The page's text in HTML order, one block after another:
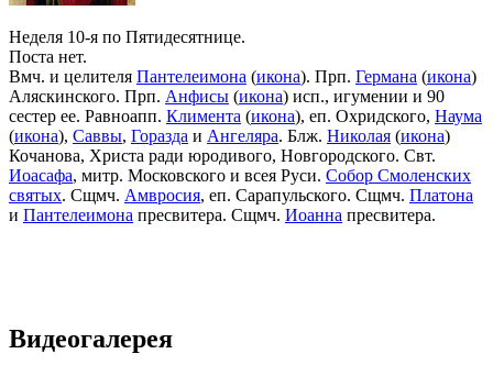
Неделя 10-я по Пятидесятнице.
Поста нет.
Вмч. и целителя Пантелеимона (икона). Прп. Германа (икона)
Аляскинского. Прп. Анфисы (икона) исп., игумении и 90
сестер ее. Равноапп. Климента (икона), еп. Охридского, Наума
(икона), Саввы, Горазда и Ангеляра. Блж. Николая (икона)
Кочанова, Христа ради юродивого, Новгородского. Свт.
Иоасафа, митр. Московского и всея Руси. Собор Смоленских
святых. Сщмч. Амвросия, еп. Сарапульского. Сщмч. Платона
и Пантелеимона пресвитера. Сщмч. Иоанна пресвитера.
Видеогалерея